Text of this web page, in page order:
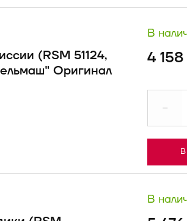
(RSM 51124,
Оригинал
В
4
В